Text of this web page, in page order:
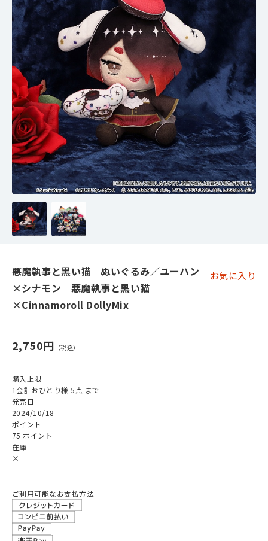
悪魔執事と黒い猫 ぬいぐるみ／ユーハン
×シナモン 悪魔執事と黒い猫
×Cinnamoroll DollyMix
お気に入り
2,750円
購入上限
1会計おひとり様 5点 まで
発売日
2024/10/18
ポイント
75 ポイント
在庫
×
ご利用可能なお支払方法